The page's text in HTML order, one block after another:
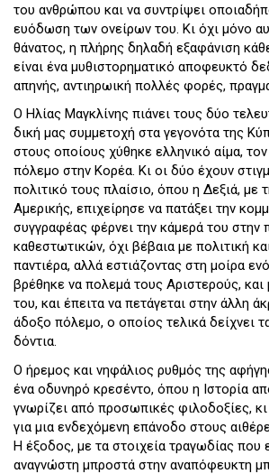
του ανθρώπου και να συντρίψει
ευόδωση των ονείρων του. Κι όχι μόνο
θάνατος, η πλήρης δηλαδή εξαφάνιση
είναι ένα μυθιστορηματικό αποφευκτό
απηνής, αντιηρωική πολλές φορές,
Ο Ηλίας Μαγκλίνης πιάνει τους δύο
δική μας συμμετοχή στα γεγονότα της
στους οποίους χύθηκε ελληνικό αίμα,
πόλεμο στην Κορέα. Κι οι δύο έχουν
πολιτικό τους πλαίσιο, όπου η Δεξιά, με
Αμερικής, επιχείρησε να πατάξει την
συγγραφέας φέρνει την κάμερά του στην
καθεστωτικών, όχι βέβαια με πολιτική
παντιέρα, αλλά εστιάζοντας στη μοίρα
βρέθηκε να πολεμά τους Αριστερούς, και
του, και έπειτα να πετάγεται στην άλλη
άδοξο πόλεμο, ο οποίος τελικά δείχνει
δόντια.
Ο ήρεμος και νηφάλιος ρυθμός της
ένα οδυνηρό κρεσέντο, όπου η Ιστορία
γνωρίζει από προσωπικές φιλοδοξίες,
για μια ενδεχόμενη επάνοδο στους
Η έξοδος, με τα στοιχεία τραγωδίας που
αναγνώστη μπροστά στην αναπόφευκτη